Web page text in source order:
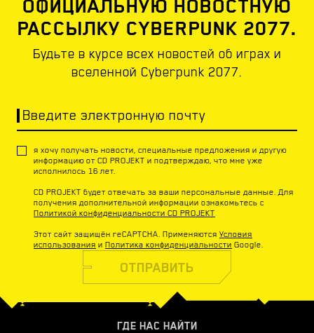
ОФИЦИАЛЬНУЮ НОВОСТНУЮ
РАССЫЛКУ CYBERPUNK 2077.
Будьте в курсе всех новостей об играх и
вселенной Cyberpunk 2077.
Введите электронную почту
я хочу получать новости, специальные предложения и другую
информацию от CD PROJEKT и подтверждаю, что мне уже
исполнилось 16 лет.
CD PROJEKT будет отвечать за ваши персональные данные. Для
получения дополнительной информации ознакомьтесь с
Политикой конфиденциальности CD PROJEKT
Этот сайт защищён reCAPTCHA. Применяются Условия
использования и Политика конфиденциальности Google.
ОТПРАВИТЬ
ГДЕ НАС НАЙТИ